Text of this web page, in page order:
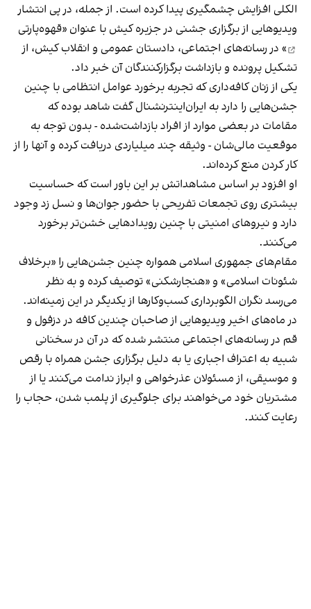
الکلی افزایش چشمگیری پیدا کرده است. از جمله، در پی انتشار
ویدیوهایی از برگزاری جشنی در جزیره کیش با عنوان «قهوه‌پارتی
» در رسانه‌های اجتماعی، دادستان عمومی و انقلاب کیش، از
تشکیل پرونده و بازداشت برگزارکنندگان آن خبر داد.
یکی از زنان کافه‌داری که تجربه برخورد عوامل انتظامی با چنین
جشن‌هایی را دارد به ایران‌اینترنشنال گفت شاهد بوده که
مقامات در بعضی موارد از افراد بازداشت‌‌شده - بدون توجه به
موقعیت مالی‌شان - وثیقه چند میلیاردی دریافت کرده و آنها را از
کار کردن منع کرده‌اند.
او افزود بر اساس مشاهداتش بر این باور است که حساسیت
بیشتری روی تجمعات تفریحی با حضور جوان‌ها و نسل زد وجود
دارد و نیروهای امنیتی با چنین رویدادهایی خشن‌تر برخورد
می‌کنند.
مقام‌های جمهوری اسلامی همواره چنین جشن‌هایی را «برخلاف
شئونات اسلامی» و «هنجارشکنی» توصیف کرده و به نظر
می‌رسد نگران الگوبرداری کسب‌وکارها از یکدیگر در این زمینه‌اند.
در ماه‌های اخیر ویدیوهایی از صاحبان چندین کافه در دزفول و
قم در رسانه‌های اجتماعی منتشر شده که در آن در سخنانی
شبیه به اعتراف اجباری یا به دلیل برگزاری جشن همراه با رقص
و موسیقی، از مسئولان عذرخواهی و ابراز ندامت می‌کنند یا از
مشتریان خود می‌خواهند برای جلوگیری از پلمب شدن، حجاب را
رعایت کنند.